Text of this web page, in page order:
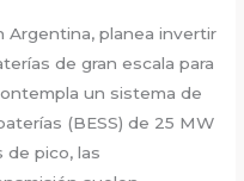
Argentina, planea invertir
de gran escala para
un sistema de
(BESS) de 25 MW
de pico, las